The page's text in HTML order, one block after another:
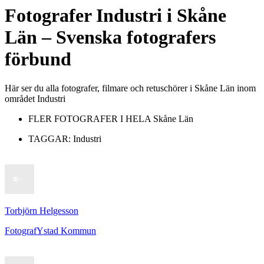
Fotografer Industri i Skåne
Län– Svenska fotografers
förbund
Här ser du alla fotografer, filmare och retuschörer i Skåne Län inom
området Industri
FLER FOTOGRAFER I HELA Skåne Län
TAGGAR: Industri
Torbjörn Helgesson
FotografYstad Kommun